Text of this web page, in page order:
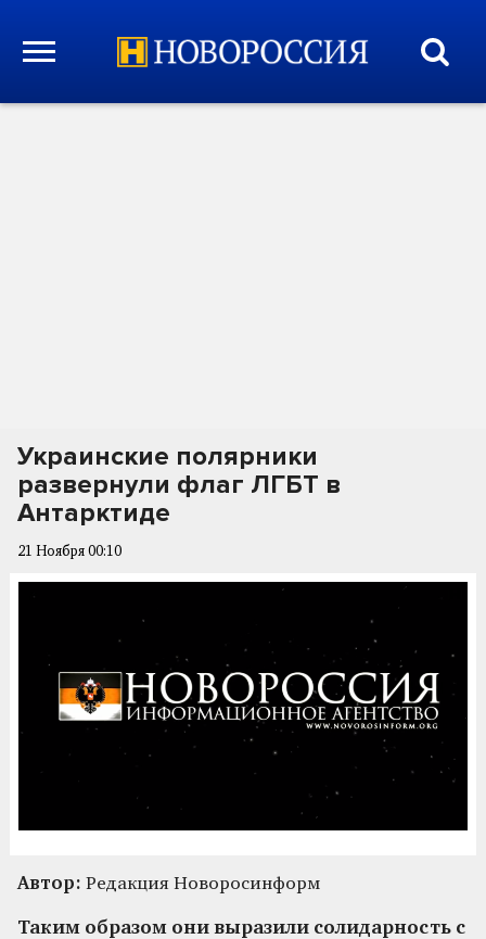
Украинские полярники
развернули флаг ЛГБТ в
Антарктиде
21 Ноября 00:10
Автор: Редакция Новоросинформ
Таким образом они выразили солидарность с